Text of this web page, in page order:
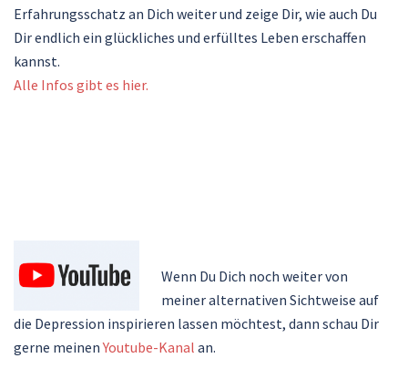
Erfahrungsschatz an Dich weiter und zeige Dir, wie auch Du
Dir endlich ein glückliches und erfülltes Leben erschaffen
kannst.
Alle Infos gibt es hier.
Wenn Du Dich noch weiter von
meiner alternativen Sichtweise auf
die Depression inspirieren lassen möchtest, dann schau Dir
gerne meinenYoutube-Kanal an.